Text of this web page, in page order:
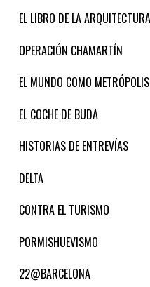
EL LIBRO DE LA ARQUITECTURA
OPERACIÓN CHAMARTÍN
EL MUNDO COMO METRÓPOLIS
EL COCHE DE BUDA
HISTORIAS DE ENTREVÍAS
DELTA
CONTRA EL TURISMO
PORMISHUEVISMO
22@BARCELONA